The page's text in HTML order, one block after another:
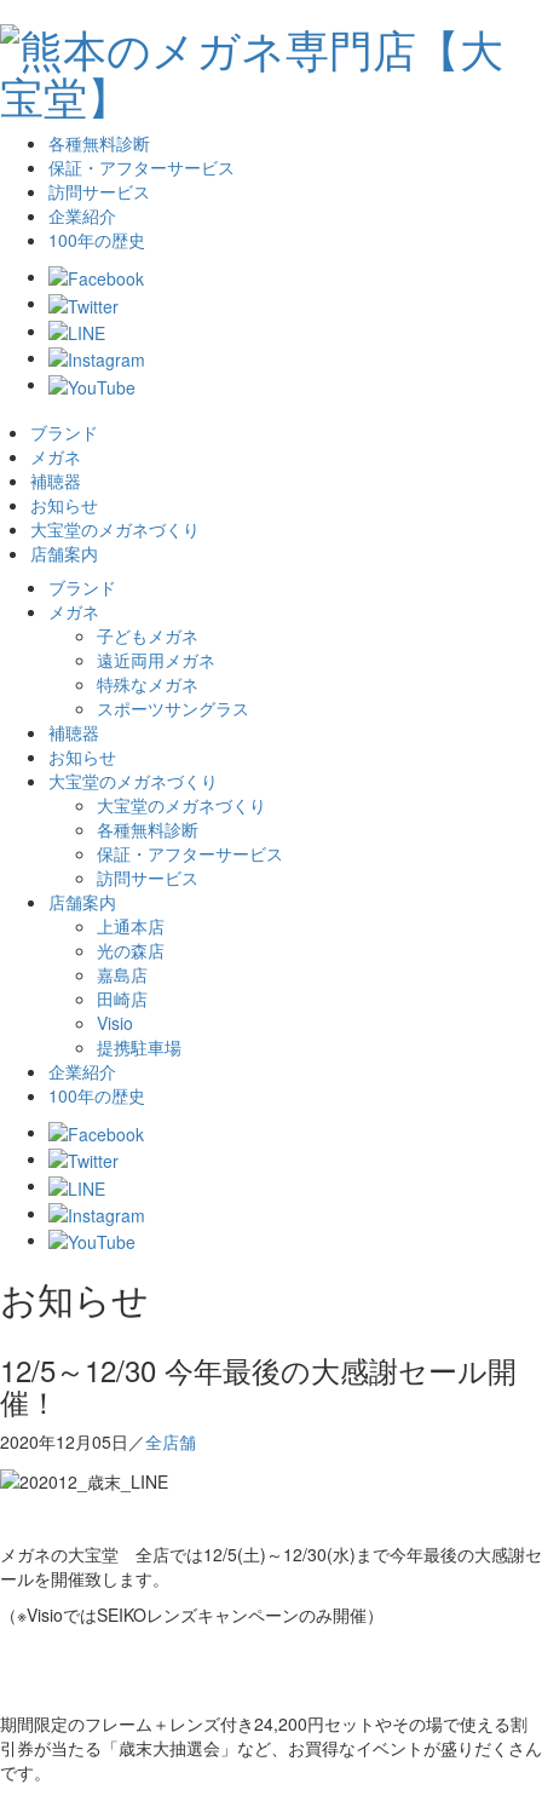
各種無料診断
保証・アフターサービス
訪問サービス
企業紹介
100年の歴史
ブランド
メガネ
補聴器
お知らせ
大宝堂のメガネづくり
店舗案内
ブランド
メガネ
子どもメガネ
遠近両用メガネ
特殊なメガネ
スポーツサングラス
補聴器
お知らせ
大宝堂のメガネづくり
大宝堂のメガネづくり
各種無料診断
保証・アフターサービス
訪問サービス
店舗案内
上通本店
光の森店
嘉島店
田崎店
Visio
提携駐車場
企業紹介
100年の歴史
お知らせ
12/5～12/30 今年最後の大感謝セール開
催！
2020年12月05日／全店舗
メガネの大宝堂 全店では12/5(土)～12/30(水)まで今年最後の大感謝セ
ールを開催致します。
（※VisioではSEIKOレンズキャンペーンのみ開催）
期間限定のフレーム＋レンズ付き24,200円セットやその場で使える割
引券が当たる「歳末大抽選会」など、お買得なイベントが盛りだくさん
です。